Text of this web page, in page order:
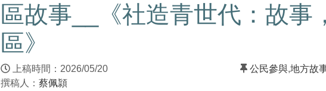
區故事__《社造青世代：故事
區》
上稿時間：2026/05/20
撰稿人： 蔡佩頴
公民參與,地方故